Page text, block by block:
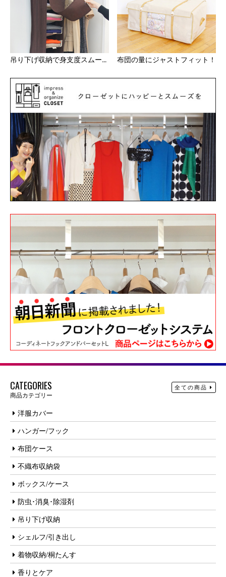
吊り下げ収納で身支度スムーズ！ 布団の量にジャストフィット！
CATEGORIES
商品カテゴリー
全ての商品
洋服カバー
ハンガー/フック
布団ケース
不織布収納袋
ボックス/ケース
防虫･消臭･除湿剤
吊り下げ収納
シェルフ/引き出し
着物収納/桐たんす
香りとケア